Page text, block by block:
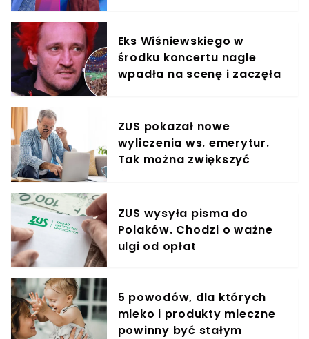
Eks Wiśniewskiego w
środku koncertu nagle
wpadła na scenę i zaczęła
ZUS pokazał nowe
wyliczenia ws. emerytur.
Tak można zwiększyć
ZUS wysyła pisma do
Polaków. Chodzi o ważne
ulgi od opłat
5 powodów, dla których
mleko i produkty mleczne
powinny być stałym